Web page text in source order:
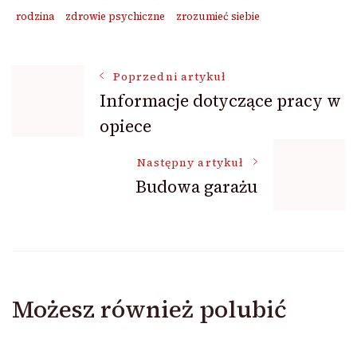
rodzina
zdrowie psychiczne zrozumieć siebie
Nawigacja
wpisu
Poprzedni artykuł
Informacje dotyczące pracy w
opiece
Następny artykuł
Budowa garażu
Możesz również polubić